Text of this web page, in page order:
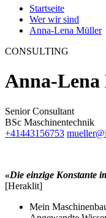
Startseite
Wer wir sind
Anna-Lena Müller
CONSULTING
Anna-
Senior Consultant
BSc Maschinentechnik
+41443156753
«Die einzige Konstante
[Heraklit]
Mein